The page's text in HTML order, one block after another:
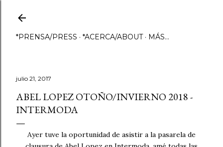
*PRENSA/PRESS *ACERCA/ABOUT MÁS…
julio 21, 2017
ABEL LOPEZ OTOÑO/INVIERNO 2018 -
INTERMODA
Ayer tuve la oportunidad de asistir a la pasarela de